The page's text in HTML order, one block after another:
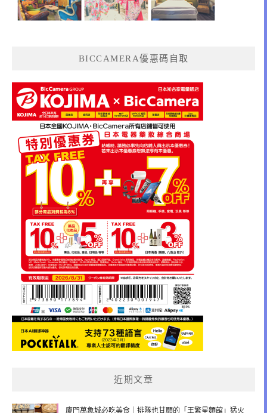
BICCAMERA優惠碼自取
近期文章
廈門萬象城必吃美食｜排隊也甘願的「王繁星麵館」猛火